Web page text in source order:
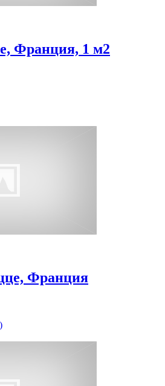
Франция, 1 м2
Франция